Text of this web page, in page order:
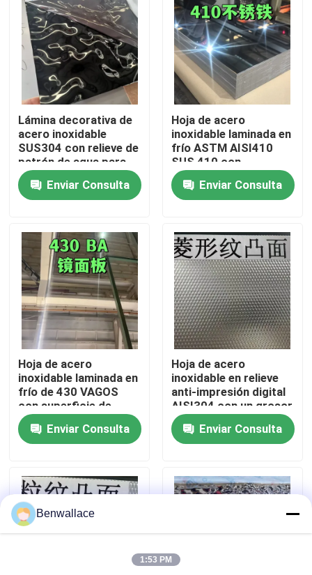
En casa
Los vídeos
Sobre nosotros
recorrido por la fábrica
Control de calidad
Contacta con nosotros
Noticias
Casos de trabajo
Lámina decorativa de
acero inoxidable
SUS304 con relieve de
patrón de agua para
exteriores
arquitectónicos
Enviar Consulta
Hoja de acero
inoxidable laminada en
frío ASTM AISI410
SUS 410 con
superficie pulida BA
0,8*1220*2440
Enviar Consulta
Hoja de acero
inoxidable laminada en
frío de 430 VAGOS
con superficie de
0,5*1220*2440 mm
con superficie de
espejo 6K
Enviar Consulta
Hoja de acero
inoxidable en relieve
anti-impresión digital
AISI304 con un grosor
de 0,4 a 3,0 mm para
aplicaciones
arquitectónicas
Enviar Consulta
Benwallace
1:53 PM